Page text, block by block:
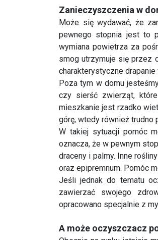
smog utrzymuje się przez
charakterystyczne drapanie
Poza tym w domu
czy sierść zwierząt,
mieszkanie jest rzadko
górę, wtedy również trudno
W takiej sytuacji pomóc
oznacza, że w pewnym
draceny i palmy. Inne
oraz epipremnum. Pomóc
Jeśli jednak do tematu
zawierzać swojego
opracowano specjalnie z
A może oczyszczacz
Obecnie na rynku istnieje
oddychamy. Ich ceny są
zaawansowany